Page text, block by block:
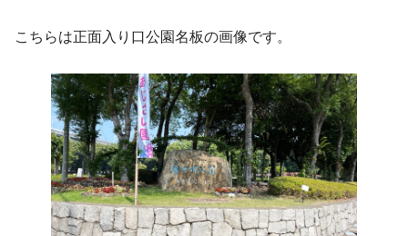
こちらは正面入り口公園名板の画像です。